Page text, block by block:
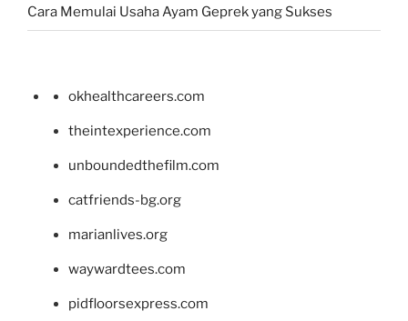
Cara Memulai Usaha Ayam Geprek yang Sukses
okhealthcareers.com
theintexperience.com
unboundedthefilm.com
catfriends-bg.org
marianlives.org
waywardtees.com
pidfloorsexpress.com